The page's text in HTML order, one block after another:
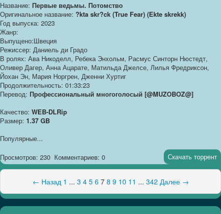
Название: Первые ведьмы. Потомство
Оригинальное название: ?kta skr?ck (True Fear) (Ekte skrekk)
Год выпуска: 2023
Жанр:
Выпущено:Швеция
Режиссер: Даниель ди Градо
В ролях: Ава Никоделл, Ребека Энхольм, Расмус Синторн Нюстедт,
Оливер Дагер, Анна Ацарате, Матильда Джелсе, Лилья Фредриксон,
Йохан Эн, Мария Норгрен, Дженни Хуртиг
Продолжительность: 01:33:23
Перевод: Профессиональный многоголосый [@MUZOBOZ@]
Качество: WEB-DLRip
Размер: 1.37 GB
Популярные...
Просмотров: 230 Комментариев: 0 Скачать торрент
← Назад 1 ... 3 4 5 6 7 8 9 10 11 ... 342 Далее →